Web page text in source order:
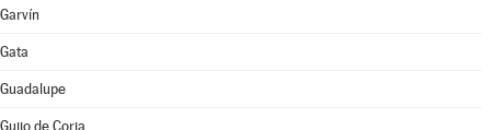
Garvín
Gata
Guadalupe
Guijo de Coria